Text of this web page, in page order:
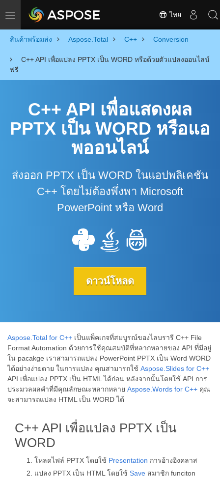
Toggle navigation ไทย
สินค้าพร้อมส่ง Aspose.Total C++ Conversion
C++ API เพื่อแปลง PPTX เป็น WORD หรือด้วยตัวแปลงออนไลน์
ฟรี
C++ API เพื่อแสดงผล
PPTX เป็น WORD หรือแอ
พออนไลน์
ส่งออก PPTX เป็น WORD ในแอปพลิเคชัน
C++ โดยไม่ต้องพึ่งพา Microsoft
PowerPoint หรือ Word
ดาวน์โหลด
Aspose.Total for C++ เป็นแพ็คเกจที่สมบูรณ์ของไลบรารี C++ File
Format Automation ด้วยการใช้คุณสมบัติที่หลากหลายของ API ที่มีอยู่
ใน pacakge เราสามารถแปลง PowerPoint PPTX เป็น Word WORD
ได้อย่างง่ายดาย ในการแปลง คุณสามารถใช้ Aspose.Slides for C++
API เพื่อแปลง PPTX เป็น HTML ได้ก่อน หลังจากนั้นโดยใช้ API การ
ประมวลผลคำที่มีคุณลักษณะหลากหลาย Aspose.Words for C++ คุณ
จะสามารถแปลง HTML เป็น WORD ได้
C++ API เพื่อแปลง PPTX เป็น
WORD
โหลดไฟล์ PPTX โดยใช้ Presentation การอ้างอิงคลาส
แปลง PPTX เป็น HTML โดยใช้ Save สมาชิก funciton